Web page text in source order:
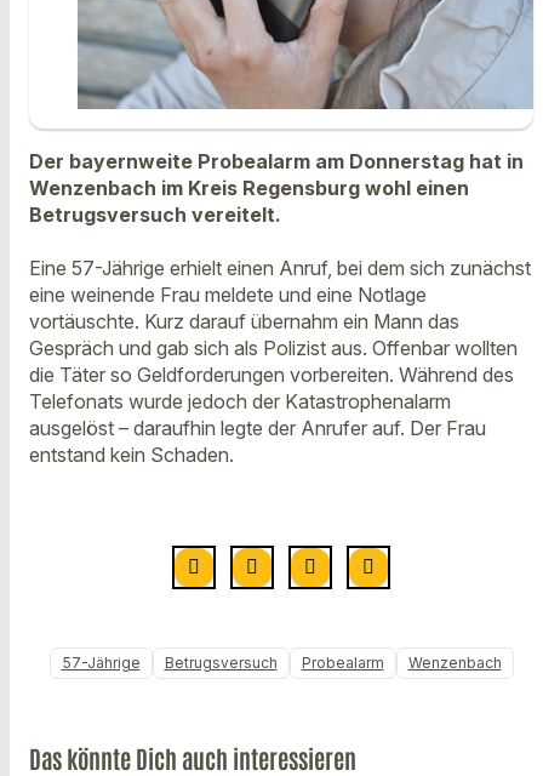
Der bayernweite Probealarm am Donnerstag hat in
Wenzenbach im Kreis Regensburg wohl einen
Betrugsversuch vereitelt.
Eine 57-Jährige erhielt einen Anruf, bei dem sich zunächst
eine weinende Frau meldete und eine Notlage
vortäuschte. Kurz darauf übernahm ein Mann das
Gespräch und gab sich als Polizist aus. Offenbar wollten
die Täter so Geldforderungen vorbereiten. Während des
Telefonats wurde jedoch der Katastrophenalarm
ausgelöst – daraufhin legte der Anrufer auf. Der Frau
entstand kein Schaden.
57-Jährige Betrugsversuch Probealarm Wenzenbach
Das könnte Dich auch interessieren